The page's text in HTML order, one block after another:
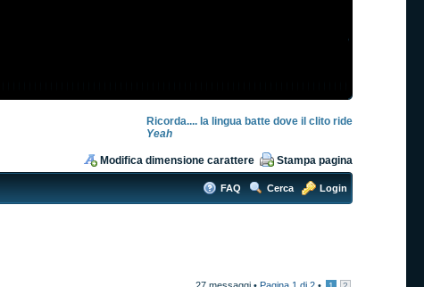
Ricorda.... la lingua batte dove il clito ride
Yeah
Modifica dimensione carattere Stampa pagina
FAQ Cerca Login